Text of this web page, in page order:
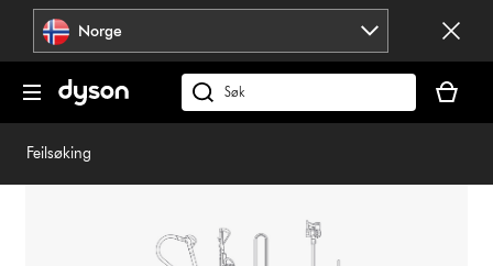
Hopp
navigering
Norge
Søk
på
din
er
Feilsøking